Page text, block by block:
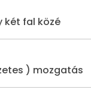
két fal közé
) mozgatás